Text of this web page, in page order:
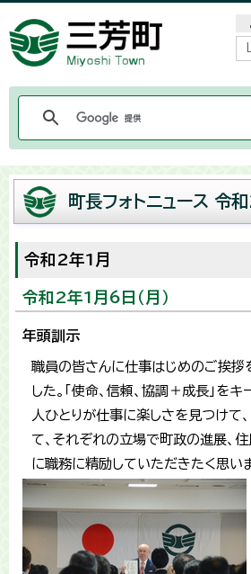
町長フォトニュース 令
令和2年1月
令和2年1月6日（月）
年頭訓示
職員の皆さんに仕事はじめのご挨拶
した。「使命、信頼、協調＋成長」を
人ひとりが仕事に楽しさを見つけて
て、それぞれの立場で町政の進展、
に職務に精励していただきたく思いま